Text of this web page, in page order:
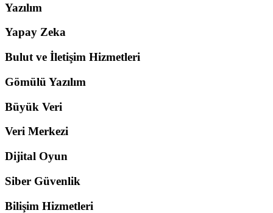
Yazılım
Yapay Zeka
Bulut ve İletişim Hizmetleri
Gömülü Yazılım
Büyük Veri
Veri Merkezi
Dijital Oyun
Siber Güvenlik
Bilişim Hizmetleri